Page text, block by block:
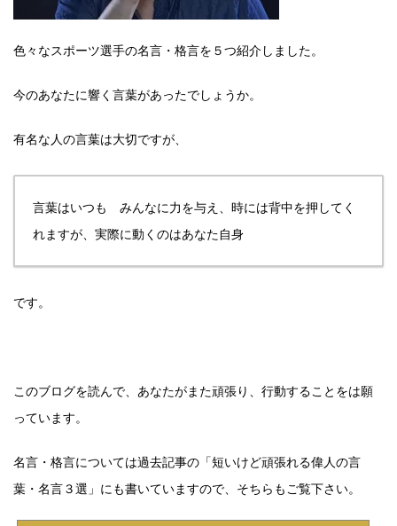
色々なスポーツ選手の名言・格言を５つ紹介しました。
今のあなたに響く言葉があったでしょうか。
有名な人の言葉は大切ですが、
言葉はいつも みんなに力を与え、時には背中を押してく
れますが、実際に動くのはあなた自身
です。
このブログを読んで、あなたがまた頑張り、行動することをは願
っています。
名言・格言については過去記事の「短いけど頑張れる偉人の言
葉・名言３選」にも書いていますので、そちらもご覧下さい。